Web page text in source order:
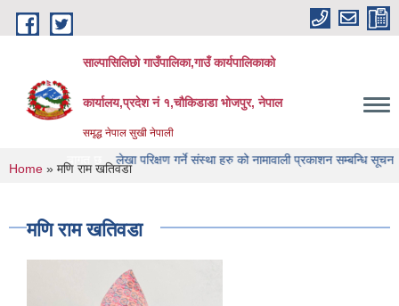
Skip to main content
साल्पासिलिछो गाउँपालिका,गाउँ कार्यपालिकाको
कार्यालय,प्रदेश नं १,चौकिडाडा भोजपुर, नेपाल
समृद्ध नेपाल सुखी नेपाली
लेखा परिक्षण गर्ने संस्था हरु को नामावाली प्रकाशन सम्बन्धि सूचना लेखा
You are here
Home » मणि राम खतिवडा
मणि राम खतिवडा